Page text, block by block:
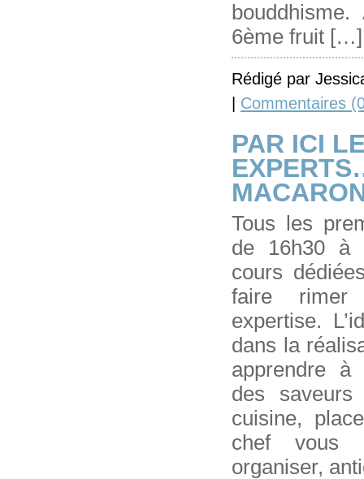
6ème fruit […]
Rédigé par
| Commentaires
PAR ICI
Tous les
de 16h30 à
cours
faire rimer
expertise.
dans la
apprendre à
des
cuisine,
chef vous
organiser,